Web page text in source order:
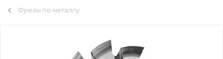
Фрезы по металлу